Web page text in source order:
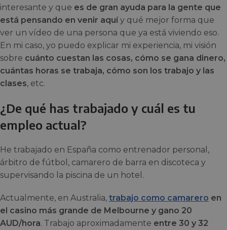
interesante y que es de gran ayuda para la gente que
está pensando en venir aquíy qué mejor forma que
ver un vídeo de una persona que ya está viviendo eso.
En mi caso, yo puedo explicar mi experiencia, mi visión
sobre cuánto cuestan las cosas, cómo se gana dinero,
cuántas horas se trabaja, cómo son los trabajo y las
clases, etc.
¿De qué has trabajado y cuál es tu
empleo actual?
He trabajado en España como entrenador personal,
árbitro de fútbol, camarero de barra en discoteca y
supervisando la piscina de un hotel.
Actualmente, en Australia, trabajo como camarero en
el casino más grande de Melbourne y gano 20
AUD/hora. Trabajo aproximadamente entre 30 y 32